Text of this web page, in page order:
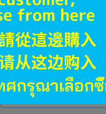
状態 :未開封
札幌店本館